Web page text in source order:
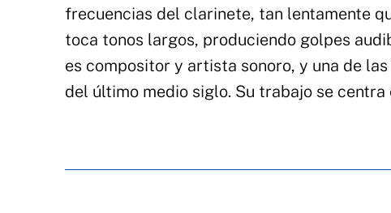
frecuencias del clarinete, tan lentamente
toca tonos largos, produciendo golpes
es compositor y artista sonoro, y una de
del último medio siglo. Su trabajo se